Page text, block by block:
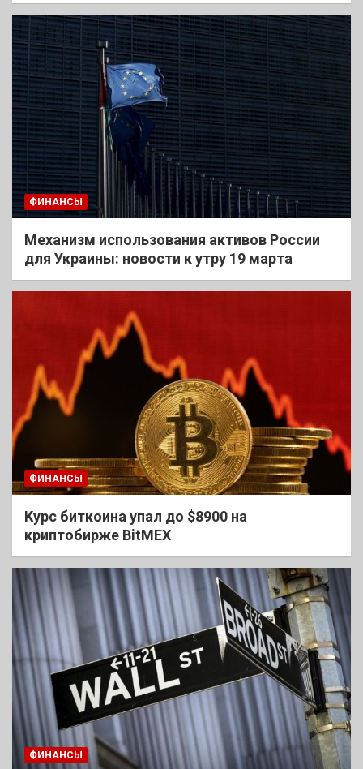
ФИНАНСЫ
Механизм использования активов России
для Украины: новости к утру 19 марта
ФИНАНСЫ
Курс биткоина упал до $8900 на
криптобирже BitMEX
ФИНАНСЫ